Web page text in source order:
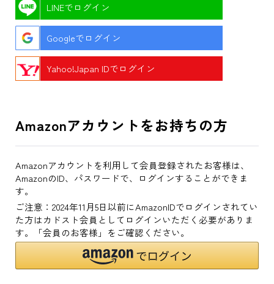
LINEでログイン
Googleでログイン
Yahoo!Japan IDでログイン
Amazonアカウントをお持ちの方
Amazonアカウントを利用して会員登録されたお客様は、
AmazonのID、パスワードで、ログインすることができま
す。
ご注意：2024年11月5日以前にAmazonIDでログインされてい
た方はカドスト会員としてログインいただく必要がありま
す。「会員のお客様」をご確認ください。